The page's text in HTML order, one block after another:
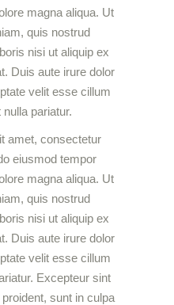
magna aliqua. Ut
quis nostrud
nisi ut aliquip ex
Duis aute irure dolor
velit esse cillum
pariatur.
amet, consectetur
eiusmod tempor
magna aliqua. Ut
quis nostrud
nisi ut aliquip ex
Duis aute irure dolor
velit esse cillum
Excepteur sint
sunt in culpa